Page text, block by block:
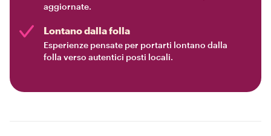
aggiornate.
Lontano dalla folla
Esperienze pensate per portarti lontano dalla
folla verso autentici posti locali.